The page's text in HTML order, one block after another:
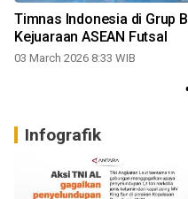
Timnas Indonesia di Grup B
Kejuaraan ASEAN Futsal
03 March 2026 8:33 WIB
Infografik